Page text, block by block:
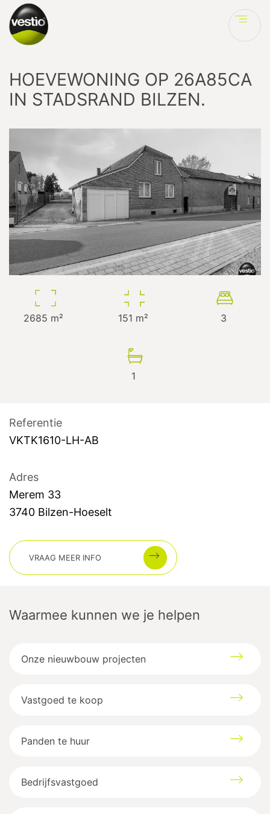
HOEVEWONING OP 26A85CA
IN STADSRAND BILZEN.
2685 m² 151 m² 3
1
Referentie
VKTK1610-LH-AB
Adres
Merem 33
3740 Bilzen-Hoeselt
VRAAG MEER INFO
Waarmee kunnen we je helpen
Onze nieuwbouw projecten
Vastgoed te koop
Panden te huur
Bedrijfsvastgoed